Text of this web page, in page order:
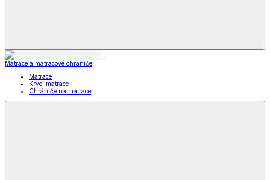
Matrace a matracové chrániče
Matrace
Krycí matrace
Chrániče na matrace